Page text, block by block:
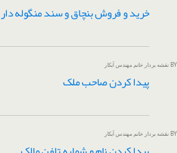
خرید و فروش بنچاق و سند منگوله دار
BY نقشه بردار خانم مهندس آبکار
پیدا کردن صاحب ملک
BY نقشه بردار خانم مهندس آبکار